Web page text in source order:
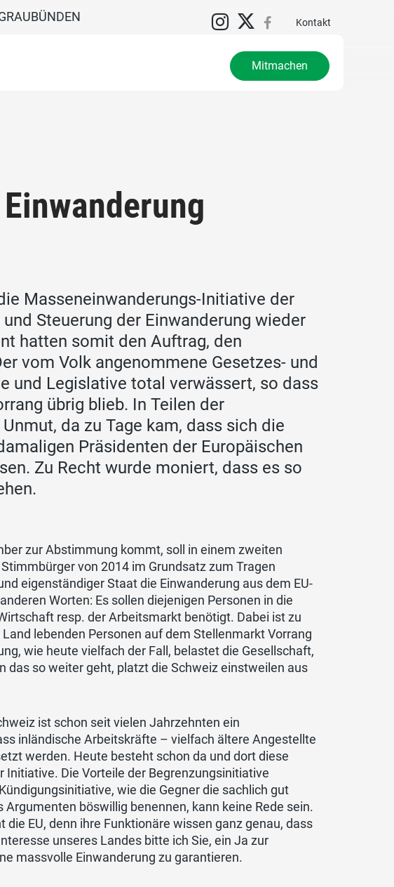
Kontakt
Mitmachen
Masseneinwanderungs-Initiative der
Steuerung der Einwanderung wieder
hatten somit den Auftrag, den
vom Volk angenommene Gesetzes- und
und Legislative total verwässert, so dass
übrig blieb. In Teilen der
da zu Tage kam, dass sich die
Präsidenten der Europäischen
Zu Recht wurde moniert, dass es so
zur Abstimmung kommt, soll in einem zweiten
von 2014 im Grundsatz zum Tragen
eigenständiger Staat die Einwanderung aus dem EU-
Worten: Es sollen diejenigen Personen in die
resp. der Arbeitsmarkt benötigt. Dabei ist zu
lebenden Personen auf dem Stellenmarkt Vorrang
wie heute vielfach der Fall, belastet die Gesellschaft,
das so weiter geht, platzt die Schweiz einstweilen aus
ist schon seit vielen Jahrzehnten ein
inländische Arbeitskräfte – vielfach ältere Angestellte
werden. Heute besteht schon da und dort diese
Initiative. Die Vorteile der Begrenzungsinitiative
wie die Gegner die sachlich gut
böswillig benennen, kann keine Rede sein.
EU, denn ihre Funktionäre wissen ganz genau, dass
unseres Landes bitte ich Sie, ein Ja zur
massvolle Einwanderung zu garantieren.